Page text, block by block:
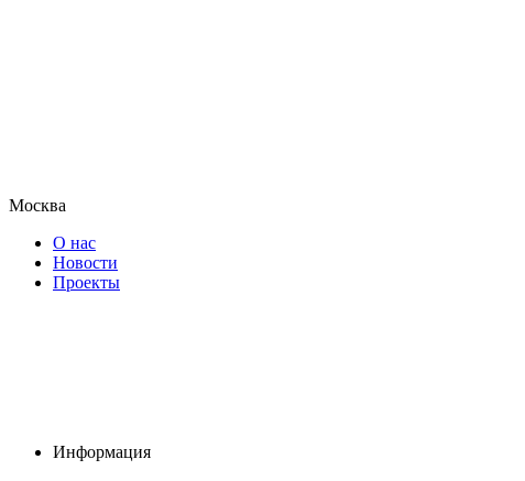
Москва
О нас
Новости
Проекты
Информация